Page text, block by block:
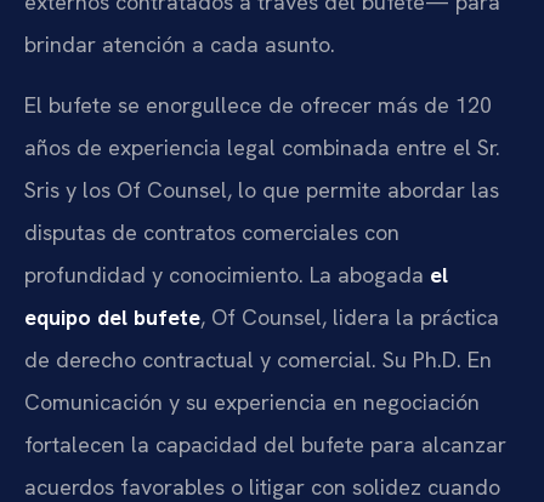
brindar atención a cada asunto.
El bufete se enorgullece de ofrecer más de 120
años de experiencia legal combinada entre el Sr.
Sris y los Of Counsel, lo que permite abordar las
disputas de contratos comerciales con
profundidad y conocimiento. La abogada el
equipo del bufete, Of Counsel, lidera la práctica
de derecho contractual y comercial. Su Ph.D. En
Comunicación y su experiencia en negociación
fortalecen la capacidad del bufete para alcanzar
acuerdos favorables o litigar con solidez cuando